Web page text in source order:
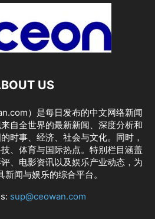
US
）是每日发布的中文网络新闻
自全世界的最新新闻、深度分析和
时事、经济、社会与文化。同时，
、体育与国际热点。特别栏目涵盖
、电影资讯以及娱乐产业动态，为
闻与娱乐的综合平台。
sup@ceowan.com